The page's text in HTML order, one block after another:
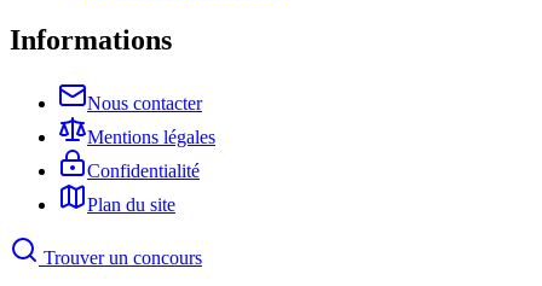
Informations
Nous contacter
Mentions légales
Confidentialité
Plan du site
Trouver un concours